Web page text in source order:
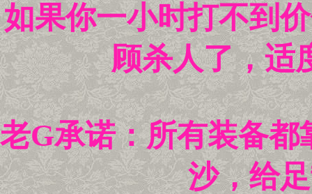
如果你一小时打不到
顾杀人了，适
老G承诺：所有装备
沙，给